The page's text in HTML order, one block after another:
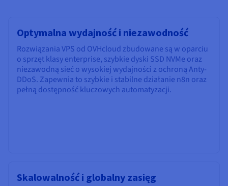
Optymalna wydajność i niezawodność
Rozwiązania VPS od OVHcloud zbudowane są w oparciu
o sprzęt klasy enterprise, szybkie dyski SSD NVMe oraz
niezawodną sieć o wysokiej wydajności z ochroną Anty-
DDoS. Zapewnia to szybkie i stabilne działanie n8n oraz
pełną dostępność kluczowych automatyzacji.
Skalowalność i globalny zasięg